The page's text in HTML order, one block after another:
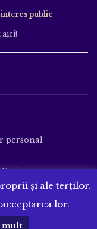
public
personal
și ale terților.
lor.
mult